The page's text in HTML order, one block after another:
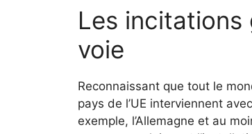
Les incitations
voie
Reconnaissant que tout le
pays de l’UE interviennent
exemple, l’Allemagne et au